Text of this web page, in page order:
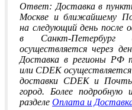
Ответ: Доставка в
Москве и ближайшему
на следующий день после
в Санкт-Петербург
осуществляется через
Доставка в регионы РФ
или CDEK
доставки CDEK и
город. Более
разделе Оплата и